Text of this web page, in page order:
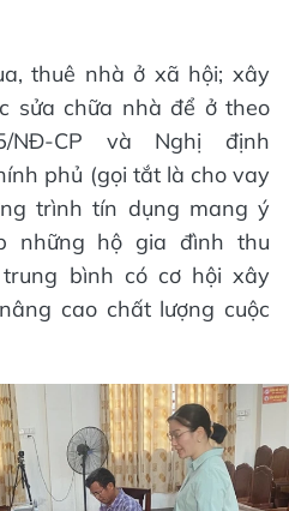
thuê nhà ở xã hội; xây
sửa chữa nhà để ở theo
NĐ-CP và Nghị định
phủ (gọi tắt là cho vay
trình tín dụng mang ý
những hộ gia đình thu
bình có cơ hội xây
cao chất lượng cuộc